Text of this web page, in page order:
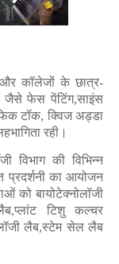
कॉलेजों के छात्र-
जैसे फेस पेंटिंग,साइंस
टॉक, क्विज अड्डा
रही।
विभाग की विभिन्न
प्रदर्शनी का आयोजन
को बायोटेक्नोलॉजी
टिशु कल्चर
लैब,स्टेम सेल लैब